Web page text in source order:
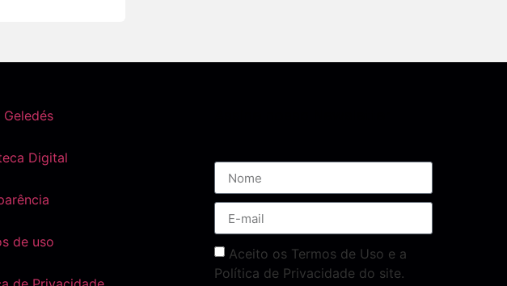
Geledés
Digital
de uso
Aceito os Termos de Uso e a
Política de Privacidade do site.